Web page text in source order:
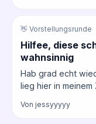
👋 Vorstellungsrunde
Hilfee, diese
wahnsinnig
Hab grad echt
lieg hier in meinem
Von jessyyyyy